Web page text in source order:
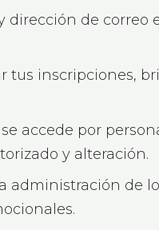
de correo
inscripciones,
accede por
y alteración.
administración de